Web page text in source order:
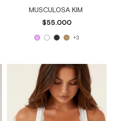
MUSCULOSA KIM
$55.000
+3